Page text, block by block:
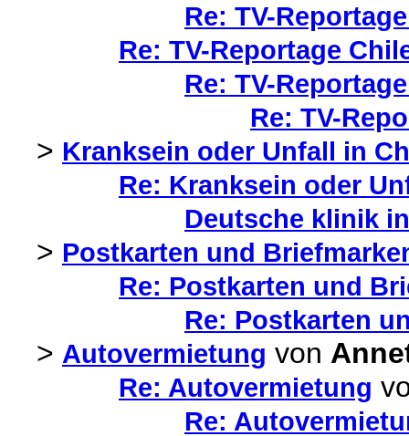
Re: TV-
Re: TV-Reportage
Re: TV-
Re: TV-
> Kranksein oder Unfall in
Re: Kranksein oder
Deutsche klinik
> Postkarten und
Re: Postkarten und
Re: Postkarten
> Autovermietung von
Re: Autovermietung
Re: